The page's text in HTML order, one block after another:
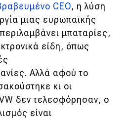
CEO, η λύση
μιας ευρωπαϊκής
μπαταρίες,
είδη, όπως
Αλλά αφού το
κι οι
δεν τελεσφόρησαν, ο
είναι